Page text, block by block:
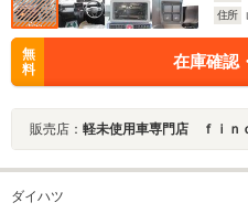
住所
無
料
在庫確認
販売店： 軽未使用車専門店 ｆｉｎ
ダイハツ